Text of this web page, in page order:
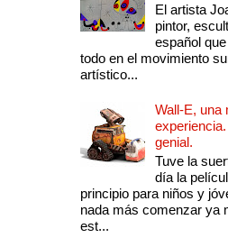
El artista
pintor,
español
todo en el movimiento
artístico...
Wall-E, una
genial.
Tuve la
día la
principio para niños y
nada más comenzar ya
est...